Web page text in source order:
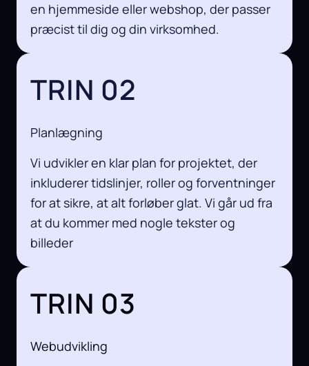
en hjemmeside eller webshop, der passer
præcist til dig og din virksomhed.
TRIN 02
Planlægning
Vi udvikler en klar plan for projektet, der
inkluderer tidslinjer, roller og forventninger
for at sikre, at alt forløber glat. Vi går ud fra
at du kommer med nogle tekster og
billeder
TRIN 03
Webudvikling